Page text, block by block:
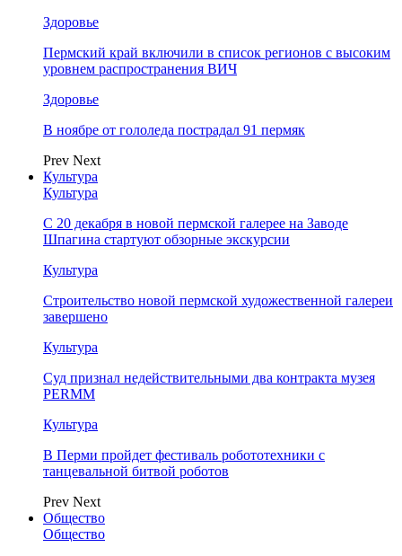
Здоровье
Пермский край включили в список регионов с высоким
уровнем распространения ВИЧ
Здоровье
В ноябре от гололеда пострадал 91 пермяк
Prev Next
Культура
Культура
С 20 декабря в новой пермской галерее на Заводе
Шпагина стартуют обзорные экскурсии
Культура
Строительство новой пермской художественной галереи
завершено
Культура
Суд признал недействительными два контракта музея
PERMM
Культура
В Перми пройдет фестиваль робототехники с
танцевальной битвой роботов
Prev Next
Общество
Общество